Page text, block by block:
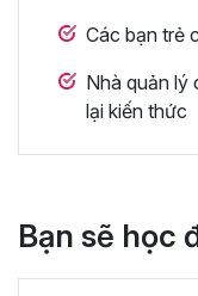
Các bạn trẻ
Nhà quản lý
lại kiến thức
Bạn sẽ học